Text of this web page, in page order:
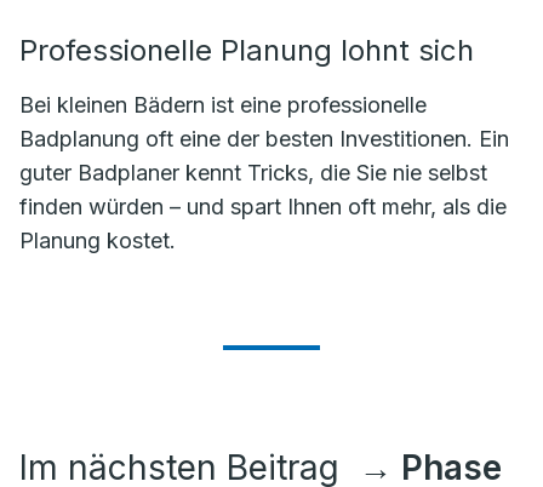
Professionelle Planung lohnt sich
Bei kleinen Bädern ist eine professionelle
Badplanung oft eine der besten Investitionen. Ein
guter Badplaner kennt Tricks, die Sie nie selbst
finden würden – und spart Ihnen oft mehr, als die
Planung kostet.
Im nächsten Beitrag → Phase